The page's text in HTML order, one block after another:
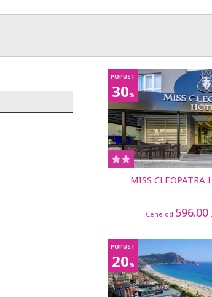
POPUST
30%
MISS CLEOPATRA
Cene od 596.00
POPUST
20%